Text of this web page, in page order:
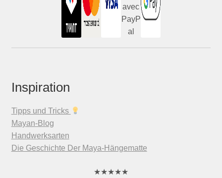
Inspiration
Tipps und Tricks
Mayan-Blog
Handwerksarten
Die Geschichte Der Maya-Hängematte
★★★★★